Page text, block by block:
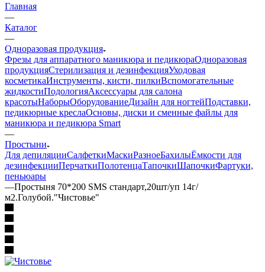
Главная
—
Каталог
—
Одноразовая продукция
Фрезы для аппаратного маникюра и педикюраОдноразовая
продукцияСтерилизация и дезинфекцияУходовая
косметикаИнструменты, кисти, пилкиВспомогательные
жидкостиПодологияАксессуары для салона
красотыНаборыОборудованиеДизайн для ногтейПодставки,
педикюрные креслаОсновы, диски и сменные файлы для
маникюра и педикюра Smart
—
Простыни
Для депиляцииСалфеткиМаскиРазноеБахилыЁмкости для
дезинфекцииПерчаткиПолотенцаТапочкиШапочкиФартуки,
пеньюары
—Простыня 70*200 SMS стандарт,20шт/уп 14г/
м2.Голубой."Чистовье"